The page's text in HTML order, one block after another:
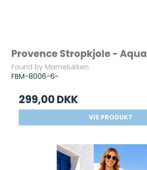
Provence Stropkjole - Aqua
Found by Mamelukken
FBM-8006-6-
299,00 DKK
VIS PRODUKT